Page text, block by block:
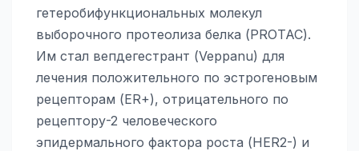
гетеробифункциональных молекул
выборочного протеолиза белка (PROTAC).
Им стал вепдегестрант (Veppanu) для
лечения положительного по эстрогеновым
рецепторам (ER+), отрицательного по
рецептору-2 человеческого
эпидермального фактора роста (HER2-) и